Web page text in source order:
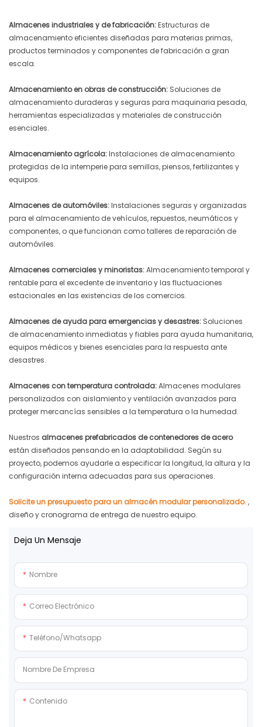
Almacenes industriales y de fabricación:Estructuras de
almacenamiento eficientes diseñadas para materias primas,
productos terminados y componentes de fabricación a gran
escala.
Almacenamiento en obras de construcción: Soluciones de
almacenamiento duraderas y seguras para maquinaria pesada,
herramientas especializadas y materiales de construcción
esenciales.
Almacenamiento agrícola:Instalaciones de almacenamiento
protegidas de la intemperie para semillas, piensos, fertilizantes y
equipos.
Almacenes de automóviles:Instalaciones seguras y organizadas
para el almacenamiento de vehículos, repuestos, neumáticos y
componentes, o que funcionan como talleres de reparación de
automóviles.
Almacenes comerciales y minoristas:Almacenamiento temporal y
rentable para el excedente de inventario y las fluctuaciones
estacionales en las existencias de los comercios.
Almacenes de ayuda para emergencias y desastres: Soluciones
de almacenamiento inmediatas y fiables para ayuda humanitaria,
equipos médicos y bienes esenciales para la respuesta ante
desastres.
Almacenes con temperatura controlada:Almacenes modulares
personalizados con aislamiento y ventilación avanzados para
proteger mercancías sensibles a la temperatura o la humedad.
Nuestros almacenes prefabricados de contenedores de acero
están diseñados pensando en la adaptabilidad. Según su
proyecto, podemos ayudarle a especificar la longitud, la altura y la
configuración interna adecuadas para sus operaciones.
Solicite un presupuesto para un almacén modular personalizado.,
diseño y cronograma de entrega de nuestro equipo.
Deja Un Mensaje
Nombre
Correo Electrónico
Teléfono/whatsapp
Nombre De Empresa
Contenido